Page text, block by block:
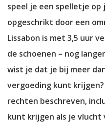
speel je een spelletje
opgeschrikt door een
Lissabon is met 3,5 uur
de schoenen – nog
wist je dat je bij meer
vergoeding kunt
rechten beschreven,
kunt krijgen als je